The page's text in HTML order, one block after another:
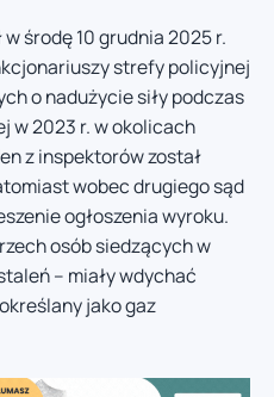
środę 10 grudnia 2025 r.
strefy policyjnej
o nadużycie siły podczas
w 2023 r. w okolicach
z inspektorów został
wobec drugiego sąd
ogłoszenia wyroku.
osób siedzących w
– miały wdychać
jako gaz